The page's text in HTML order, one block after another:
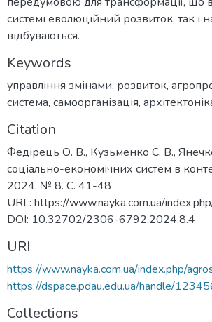
системі еволюційний розвиток, так і
відбуваються.
Keywords
управління змінами, розвиток,
система, самоорганізація,
Citation
Федірець О. В., Кузьменко С. В.,
соціально-економічних систем в
2024. № 8. С. 41-48
URL: https://www.nayka.com.ua/
DOI: 10.32702/2306-6792.2024.8.4
URI
https://www.nayka.com.ua/index.php/
https://dspace.pdau.edu.ua/handle/
Collections